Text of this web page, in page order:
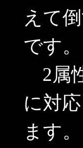
えて
です。
2属
に対
ます。